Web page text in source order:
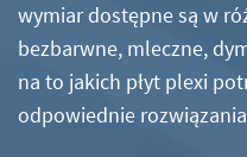
wymiar dostępne są w
bezbarwne, mleczne,
na to jakich płyt plexi
odpowiednie